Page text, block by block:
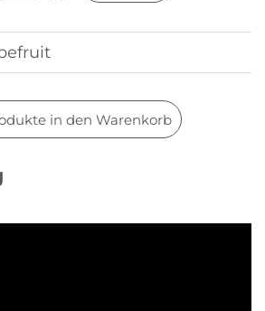
in den Warenkorb